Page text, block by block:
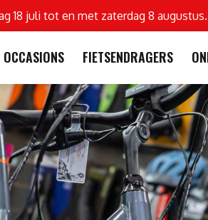
18 juli tot en met zaterdag 8
OCCASIONS FIETSENDRAGERS